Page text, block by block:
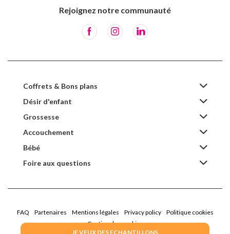
JE VEUX DES ECHANTILLONS
Rejoignez notre communauté
Coffrets & Bons plans
Désir d'enfant
Grossesse
Accouchement
Bébé
Foire aux questions
FAQ Partenaires Mentions légales Privacy policy
Politique cookies
Gestion des cookies